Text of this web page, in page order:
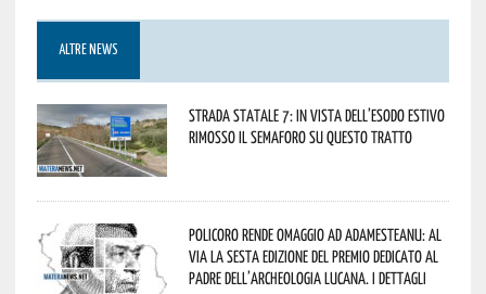
ALTRE NEWS
Strada statale 7: in vista dell’esodo estivo
rimosso il semaforo su questo tratto
Policoro rende omaggio ad Adamesteanu: al
via la sesta edizione del Premio dedicato al
padre dell’archeologia lucana. I dettagli